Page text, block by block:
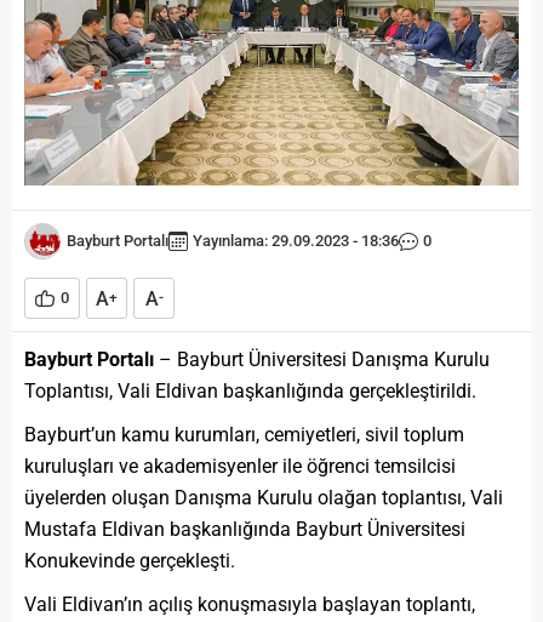
Bayburt Portalı Yayınlama: 29.09.2023 - 18:36 0
0 A+ A-
Bayburt Portalı – Bayburt Üniversitesi Danışma Kurulu
Toplantısı, Vali Eldivan başkanlığında gerçekleştirildi.
Bayburt’un kamu kurumları, cemiyetleri, sivil toplum
kuruluşları ve akademisyenler ile öğrenci temsilcisi
üyelerden oluşan Danışma Kurulu olağan toplantısı, Vali
Mustafa Eldivan başkanlığında Bayburt Üniversitesi
Konukevinde gerçekleşti.
Vali Eldivan’ın açılış konuşmasıyla başlayan toplantı,